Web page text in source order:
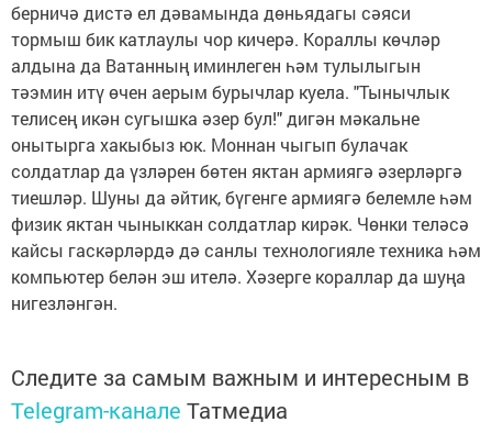
берничә дистә ел дәвамында дөньядагы сәяси
тормыш бик катлаулы чор кичерә. Кораллы көчләр
алдына да Ватанның иминлеген һәм тулылыгын
тәэмин итү өчен аерым бурычлар куела. "Тынычлык
телисең икән сугышка әзер бул!" дигән мәкальне
онытырга хакыбыз юк. Моннан чыгып булачак
солдатлар да үзләрен бөтен яктан армиягә әзерләргә
тиешләр. Шуны да әйтик, бүгенге армиягә белемле һәм
физик яктан чыныккан солдатлар кирәк. Чөнки теләсә
кайсы гаскәрләрдә дә санлы технологияле техника һәм
компьютер белән эш ителә. Хәзерге кораллар да шуңа
нигезләнгән.
Следите за самым важным и интересным в
Telegram-канале Татмедиа